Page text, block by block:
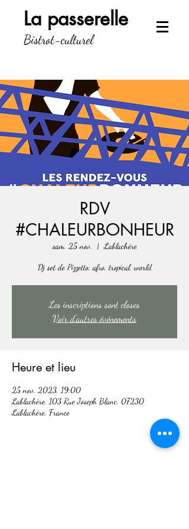
La passerelle
Bistrot-culturel
RDV
#CHALEURBONHEUR
sam. 25 nov.
  |
Lablachère
Dj set de Pizzetto; afro, tropical, world
Les inscriptions sont closes
Voir d'autres événements
Heure et lieu
25 nov. 2023, 19:00
Lablachère, 103 Rue Joseph Blanc, 07230
Lablachère, France